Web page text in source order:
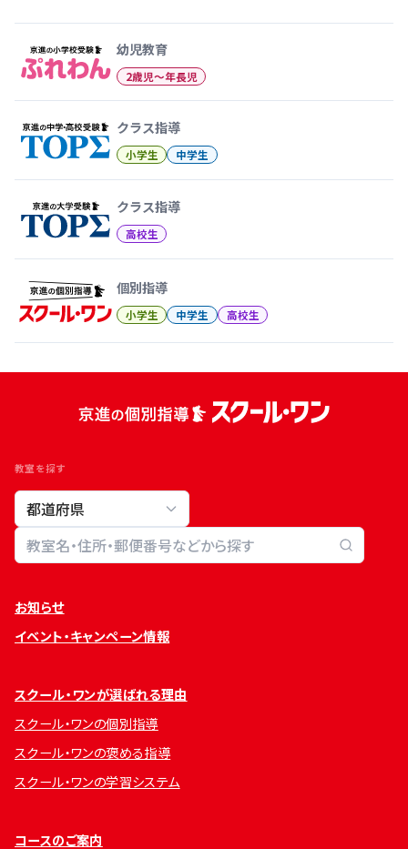
幼児教育
2歳児〜年長児
クラス指導
小学生 中学生
クラス指導
高校生
個別指導
小学生 中学生 高校生
教室を探す
教室検索
お知らせ
イベント・キャンペーン情報
スクール・ワンが選ばれる理由
スクール・ワンの個別指導
スクール・ワンの褒める指導
スクール・ワンの学習システム
コースのご案内